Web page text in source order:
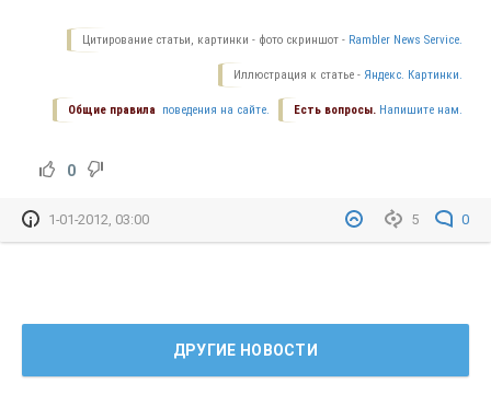
Цитирование статьи, картинки - фото скриншот - Rambler News Service.
Иллюстрация к статье - Яндекс. Картинки.
Есть вопросы. Напишите нам.
Общие правила поведения на сайте.
0
5 0
1-01-2012, 03:00
ДРУГИЕ НОВОСТИ